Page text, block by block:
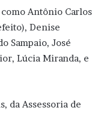
Antônio Carlos
Denise
Sampaio, José
Lúcia Miranda, e
da Assessoria de